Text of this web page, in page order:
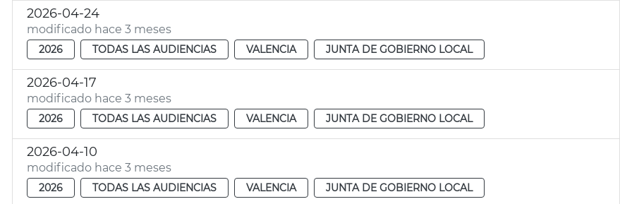
2026-04-24
modificado hace 3 meses
2026 TODAS LAS AUDIENCIAS VALENCIA JUNTA DE GOBIERNO LOCAL
2026-04-17
modificado hace 3 meses
2026 TODAS LAS AUDIENCIAS VALENCIA JUNTA DE GOBIERNO LOCAL
2026-04-10
modificado hace 3 meses
2026 TODAS LAS AUDIENCIAS VALENCIA JUNTA DE GOBIERNO LOCAL